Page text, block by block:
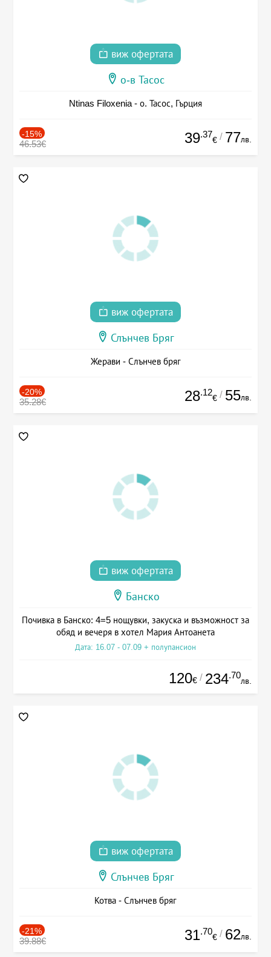
виж офертата
о-в Тасос
Ntinas Filoxenia - о. Тасос, Гърция
-15%
46.53€ 39.37
€ / 77лв.
виж офертата
Слънчев Бряг
Жерави - Слънчев бряг
-20%
35.28€ 28.12
€ / 55лв.
виж офертата
Банско
Почивка в Банско: 4=5 нощувки, закуска и възможност за
обяд и вечеря в хотел Мария Антоанета
Дата: 16.07 - 07.09 + полупансион
120€ / 234.70
лв.
виж офертата
Слънчев Бряг
Котва - Слънчев бряг
-21%
39.88€ 31.70
€ / 62лв.